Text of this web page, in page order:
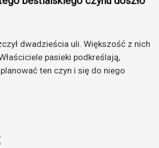
dwadzieścia uli. Większość z nich
pasieki podkreślają,
ten czyn i się do niego